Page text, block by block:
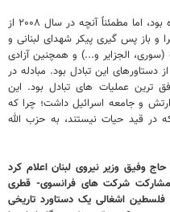
به هر حال این بخشی از سختی های مذاکره بود، اما مطمئناً آنچه در سال ۲۰۰۸ از
و باز پس گیری پیکر شهدای لبنانی و
الجزایر و...) و همچنین آزادی
این تبادل بود. مبادله در
عملیات های تبادل بود. این
و جامعه اسرائیل داشت؛ چرا که
در قید حیات نیستند، به حزب الله
وفیق وزیر نیروی لبنان اعلام کرد
مشارکت شرکت های فرانسوی- قطری
اشغالی یک دستاورد تاریخی